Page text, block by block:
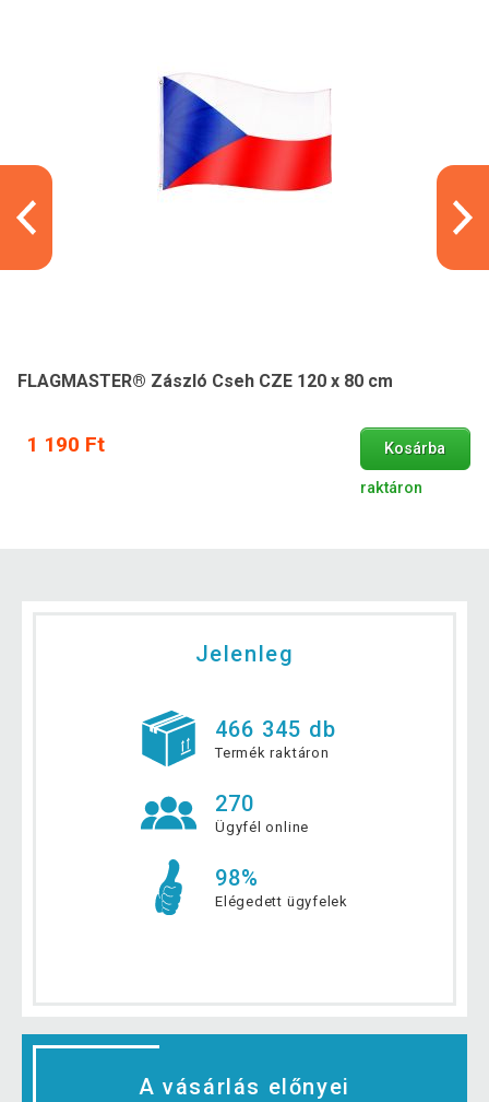
FLAGMASTER® Zászló Cseh CZE 120 x 80 cm
1 190 Ft Kosárba
raktáron
Jelenleg
466 345 db
Termék raktáron
270
Ügyfél online
98%
Elégedett ügyfelek
A vásárlás előnyei